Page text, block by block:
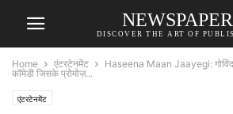
NEWSPAPER
DISCOVER THE ART OF
Home एंटरटेनमेंट
Haseena Maan Jaayegi:
कॉमेडी जिसके प्रोमोज़...
एंटरटेनमेंट